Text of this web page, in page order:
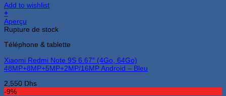
Add to wishlist
+
Aperçu
Rupture de stock
Téléphone & tablette
Xiaomi Redmi Note 9S 6.67″ (4Go, 64Go)
48MP+8MP+5MP+2MP/16MP Android – Bleu
2,550 Dhs
-9%